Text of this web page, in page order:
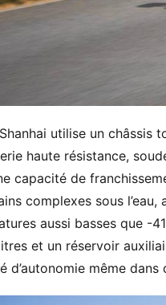
utilise un
haute résistance,
capacité de
complexes sous
aussi basses que -
et un réservoir
d’autonomie même